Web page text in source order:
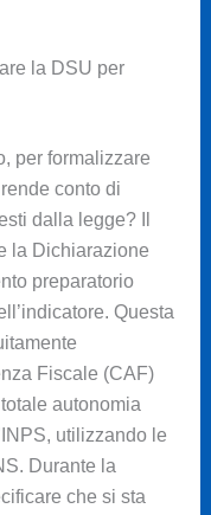
la DSU per
per formalizzare
conto di
dalla legge? Il
la Dichiarazione
preparatorio
Questa
Fiscale (CAF)
autonomia
utilizzando le
Durante la
che si sta